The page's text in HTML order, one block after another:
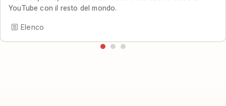
YouTube con il resto del mondo.
Elenco